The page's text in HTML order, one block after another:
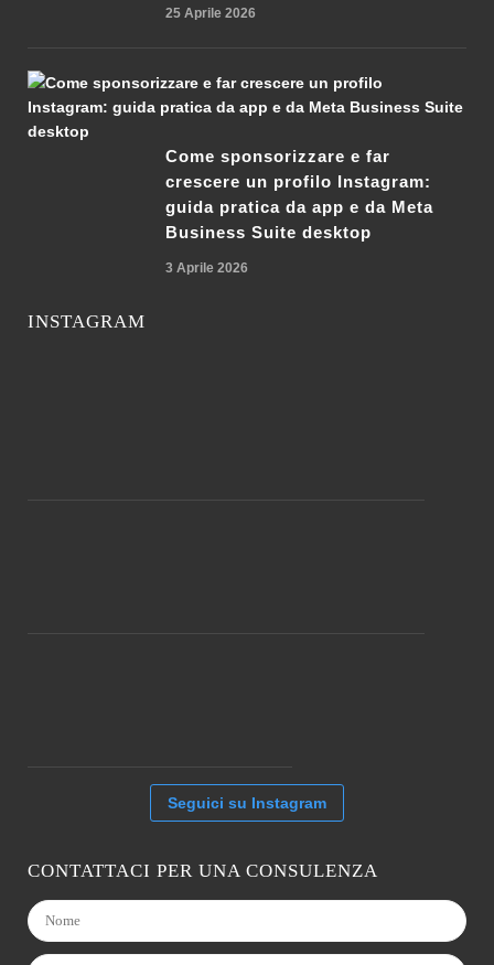
25 Aprile 2026
Come sponsorizzare e far
crescere un profilo Instagram:
guida pratica da app e da Meta
Business Suite desktop
3 Aprile 2026
INSTAGRAM
Seguici su Instagram
CONTATTACI PER UNA CONSULENZA